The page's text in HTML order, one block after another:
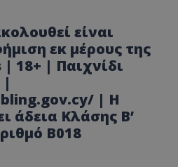
είναι
εκ μέρους της
18+ | Παιχνίδι
|
| Η
άδεια Κλάσης Β’
B018